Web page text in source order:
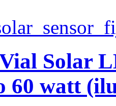
Solar
60 watt